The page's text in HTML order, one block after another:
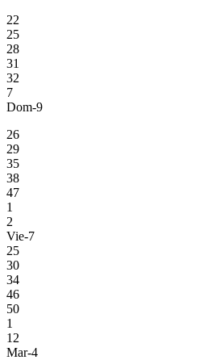
22
25
28
31
32
7
Dom-9
26
29
35
38
47
1
2
Vie-7
25
30
34
46
50
1
12
Mar-4